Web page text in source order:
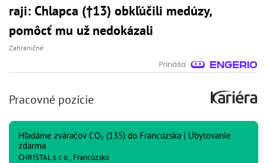
raji: Chlapca (†13) obkľúčili medúzy,
pomôcť mu už nedokázali
Zahraničné
Pracovné pozície
Hľadáme zváračov CO₂ (135) do Francúzska | Ubytovanie
zdarma
CHRISTAL s. r. o., Francúzsko